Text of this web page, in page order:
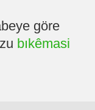
göre
bıkêmasi